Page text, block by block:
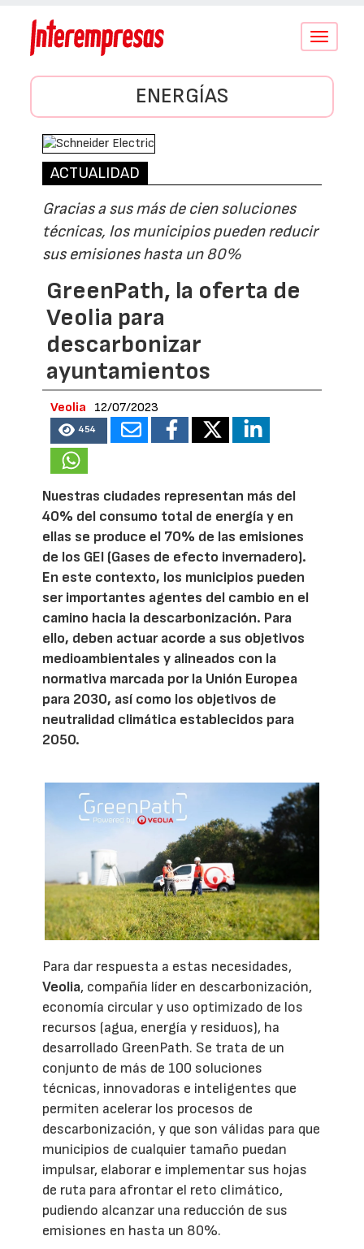
Conmutar
ENERGÍAS
ACTUALIDAD
Gracias a sus más de cien soluciones
técnicas, los municipios pueden reducir
sus emisiones hasta un 80%
GreenPath, la oferta de
Veolia para
descarbonizar
ayuntamientos
Veolia 12/07/2023
454
Nuestras ciudades representan más del
40% del consumo total de energía y en
ellas se produce el 70% de las emisiones
de los GEI (Gases de efecto invernadero).
En este contexto, los municipios pueden
ser importantes agentes del cambio en el
camino hacia la descarbonización. Para
ello, deben actuar acorde a sus objetivos
medioambientales y alineados con la
normativa marcada por la Unión Europea
para 2030, así como los objetivos de
neutralidad climática establecidos para
2050.
Para dar respuesta a estas necesidades,
Veolia, compañía líder en descarbonización,
economía circular y uso optimizado de los
recursos (agua, energía y residuos), ha
desarrollado GreenPath. Se trata de un
conjunto de más de 100 soluciones
técnicas, innovadoras e inteligentes que
permiten acelerar los procesos de
descarbonización, y que son válidas para que
municipios de cualquier tamaño puedan
impulsar, elaborar e implementar sus hojas
de ruta para afrontar el reto climático,
pudiendo alcanzar una reducción de sus
emisiones en hasta un 80%.